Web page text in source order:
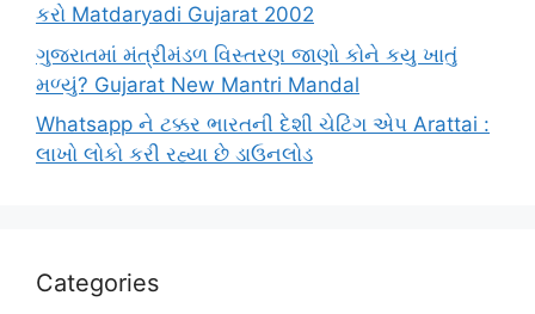
કરો Matdaryadi Gujarat 2002
ગુજરાતમાં મંત્રીમંડળ વિસ્તરણ જાણો કોને કયુ ખાતું
મળ્યું? Gujarat New Mantri Mandal
Whatsapp ને ટક્કર ભારતની દેશી ચેટિંગ એપ Arattai :
લાખો લોકો કરી રહ્યા છે ડાઉનલોડ
Categories